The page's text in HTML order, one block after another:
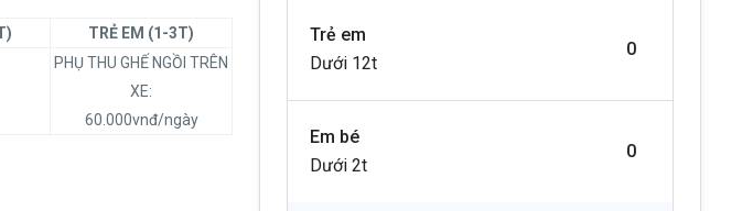
TRẺ EM (1-3T)
PHỤ THU GHẾ NGỒI TRÊN
XE:
60.000vnđ/ngày
Trẻ em
Dưới 12t
Em bé
Dưới 2t